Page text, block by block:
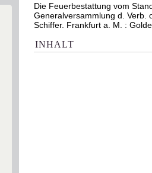
Die Feuerbestattung vom
Generalversammlung d. Verb.
Schiffer. Frankfurt a. M. :
INHALT